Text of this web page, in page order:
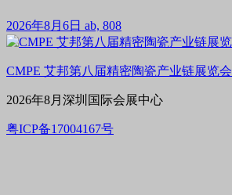
2026年8月6日 ab, 808
CMPE 艾邦第八届精密陶瓷产业链展览会
2026年8月深圳国际会展中心
粤ICP备17004167号